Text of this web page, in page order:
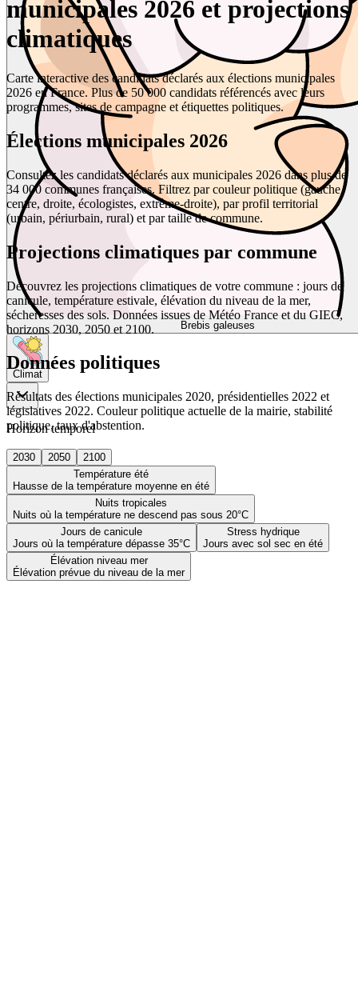
Brebis galeuses
Climat
Horizon temporel
2030 2050
2100
Température été
Hausse de la température moyenne en été
Nuits tropicales
Nuits où la température ne descend pas sous 20°C
Jours de canicule
Jours où la température dépasse 35°C
Stress hydrique
Jours avec sol sec en été
Élévation niveau mer
Élévation prévue du niveau de la mer
municipales 2026 et projections
climatiques
Carte interactive des candidats déclarés aux élections municipales
2026 en France. Plus de 50 000 candidats référencés avec leurs
programmes, sites de campagne et étiquettes politiques.
Élections municipales 2026
Consultez les candidats déclarés aux municipales 2026 dans plus de
34 000 communes françaises. Filtrez par couleur politique (gauche,
centre, droite, écologistes, extrême-droite), par profil territorial
(urbain, périurbain, rural) et par taille de commune.
Projections climatiques par commune
Découvrez les projections climatiques de votre commune : jours de
canicule, température estivale, élévation du niveau de la mer,
sécheresses des sols. Données issues de Météo France et du GIEC,
horizons 2030, 2050 et 2100.
Données politiques
Résultats des élections municipales 2020, présidentielles 2022 et
législatives 2022. Couleur politique actuelle de la mairie, stabilité
politique, taux d'abstention.